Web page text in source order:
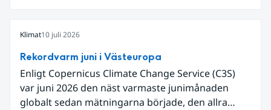
och att det på en del håll då kom rikliga
nederbördsmängder.
Klimat10 juli 2026
Rekordvarm juni i Västeuropa
Enligt Copernicus Climate Change Service (C3S)
var juni 2026 den näst varmaste junimånaden
globalt sedan mätningarna började, den allra